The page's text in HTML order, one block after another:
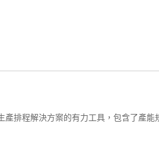
產排程解決方案的有力工具，包含了產